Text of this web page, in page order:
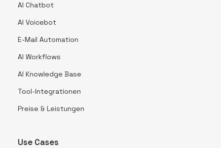
AI Chatbot
AI Voicebot
E-Mail Automation
AI Workflows
AI Knowledge Base
Tool-Integrationen
Preise & Leistungen
Use Cases